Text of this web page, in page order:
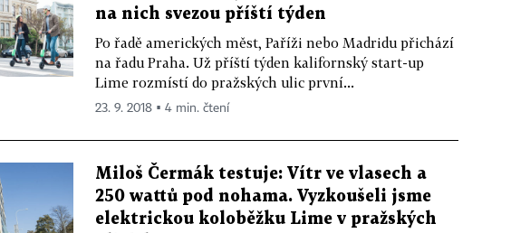
na nich svezou příští týden
Po řadě amerických měst, Paříži nebo Madridu přichází
na řadu Praha. Už příští týden kalifornský start-up
Lime rozmístí do pražských ulic první...
23. 9. 2018 ▪ 4 min. čtení
Miloš Čermák testuje: Vítr ve vlasech a
250 wattů pod nohama. Vyzkoušeli jsme
elektrickou koloběžku Lime v pražských